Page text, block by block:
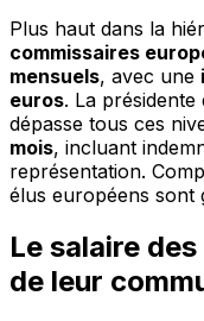
Plus haut dans la
commissaires
mensuels, avec une
euros. La présidente
dépasse tous ces
mois, incluant
représentation.
élus européens sont
Le salaire
de leur